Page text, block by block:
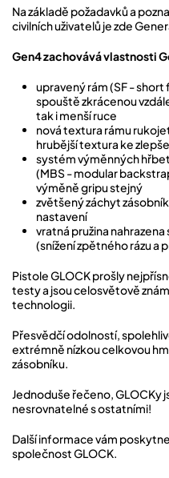
Na základě požadavků a
civilních uživatelů je zde
Gen4 zachovává vlastnosti
upravený rám (SF -
spouště zkrácenou
tak i menší ruce
nová textura rámu
hrubější textura ke
systém výměnných
(MBS - modular
výměně gripu stejný
zvětšený záchyt
nastavení
vratná pružina
(snížení zpětného rázu a
Pistole GLOCK prošly
testy a jsou celosvětově
technologii.
Přesvědčí odolností,
extrémně nízkou celkovou
zásobníku.
Jednoduše řečeno, GLOCKy
nesrovnatelné s ostatními!
Další informace vám
společnost GLOCK.